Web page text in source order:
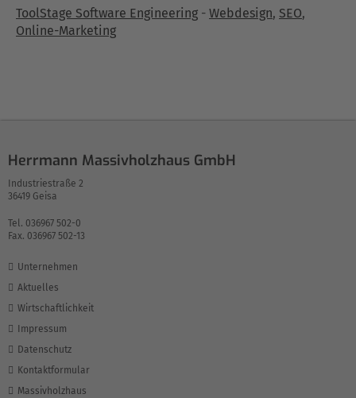
ToolStage Software Engineering - Webdesign, SEO,
Online-Marketing
Herrmann Massivholzhaus GmbH
Industriestraße 2
36419 Geisa
Tel. 036967 502-0
Fax. 036967 502-13
Unternehmen
Aktuelles
Wirtschaftlichkeit
Impressum
Datenschutz
Kontaktformular
Massivholzhaus